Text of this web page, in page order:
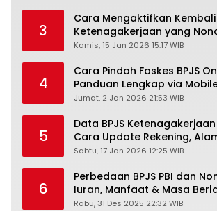
3
Cara Mengaktifkan Kembali
Ketenagakerjaan yang
Panduan Lengkapnya
Kamis, 15 Jan 2026 15:17 WIB
4
Cara Pindah Faskes BPJS
Panduan Lengkap via
PANDAWA & Offiline Kantor
Jumat, 2 Jan 2026 21:53 WIB
5
Data BPJS
Cara Update Rekening,
Sabtu, 17 Jan 2026 12:25 WIB
6
Perbedaan BPJS PBI dan
Iuran, Manfaat & Masa
2026
Rabu, 31 Des 2025 22:32 WIB